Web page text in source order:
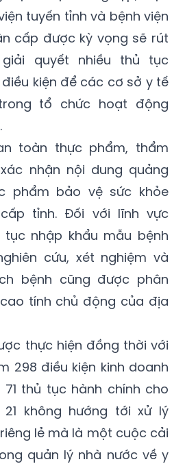
tuyến tỉnh và bệnh viện
cấp được kỳ vọng sẽ rút
quyết nhiều thủ tục
kiện để các cơ sở y tế
tổ chức hoạt động
toàn thực phẩm, thẩm
nhận nội dung quảng
phẩm bảo vệ sức khỏe
tỉnh. Đối với lĩnh vực
tục nhập khẩu mẫu bệnh
cứu, xét nghiệm và
bệnh cũng được phân
tính chủ động của địa
thực hiện đồng thời với
298 điều kiện kinh doanh
thủ tục hành chính cho
không hướng tới xử lý
lẻ mà là một cuộc cải
quản lý nhà nước về y